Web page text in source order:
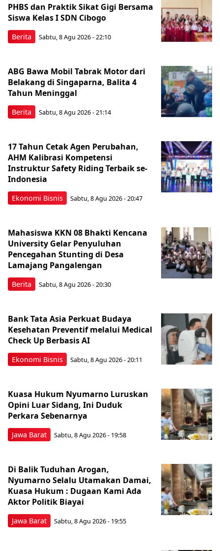
Berita
PHBS dan Praktik Sikat Gigi Bersama
Siswa Kelas I SDN Cibogo
Sabtu, 8 Agu 2026 - 22:10
Berita
ABG Bawa Mobil Tabrak Motor dari
Belakang di Singaparna, Balita 4
Tahun Meninggal
Sabtu, 8 Agu 2026 - 21:14
Ekonomi Bisnis
17 Tahun Cetak Agen Perubahan,
AHM Kalibrasi Kompetensi
Instruktur Safety Riding Terbaik se-
Indonesia
Sabtu, 8 Agu 2026 - 20:47
Berita
Mahasiswa KKN 08 Bhakti Kencana
University Gelar Penyuluhan
Pencegahan Stunting di Desa
Lamajang Pangalengan
Sabtu, 8 Agu 2026 - 20:30
Ekonomi Bisnis
Bank Tata Asia Perkuat Budaya
Kesehatan Preventif melalui Medical
Check Up Berbasis AI
Sabtu, 8 Agu 2026 - 20:11
Jawa Barat
Kuasa Hukum Nyumarno Luruskan
Opini Luar Sidang, Ini Duduk
Perkara Sebenarnya ​
Sabtu, 8 Agu 2026 - 19:58
Jawa Barat
Di Balik Tuduhan Arogan,
Nyumarno Selalu Utamakan Damai,
Kuasa Hukum : Dugaan Kami Ada
Aktor Politik Biayai
Sabtu, 8 Agu 2026 - 19:55